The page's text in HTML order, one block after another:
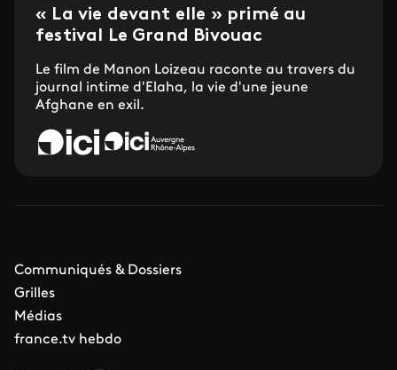
« La vie devant elle » primé au
festival Le Grand Bivouac
Le film de Manon Loizeau raconte au travers du
journal intime d'Elaha, la vie d'une jeune
Afghane en exil.
Communiqués & Dossiers
Grilles
Médias
france.tv hebdo